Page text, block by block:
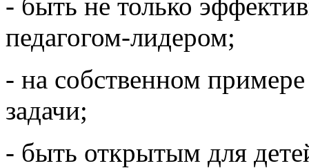
педагогом-лидером;
- на собственном
задачи;
- быть открытым для